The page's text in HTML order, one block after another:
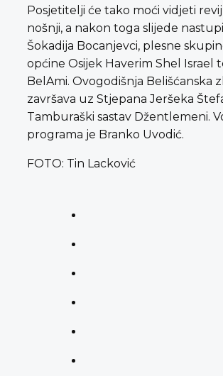
Posjetitelji će tako moći vidjeti
nošnji, a nakon toga slijede
Šokadija Bocanjevci, plesne
općine Osijek Haverim Shel Israel
BelAmi. Ovogodišnja Belišćanska
završava uz Stjepana Jeršeka
Tamburaški sastav Džentlemeni.
programa je Branko Uvodić.
FOTO: Tin Lacković